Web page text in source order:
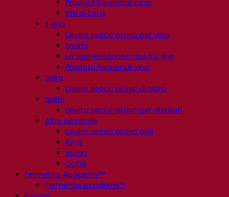
Prodotti funzionali birra
Stili di birra
Il vino
Lievito secco attivo per vino
Enzimi
La fermentazione aiuta il vino
Prodotti funzionali vino
Sidro
Lievito secco attivo di sidro
Spiriti
Lievito secco attivo per distillati
Altre bevande
Lievito secco attivo altri
Kvas
Sorgo
Caffè
Fermentis Academy™
Fermentis Academy™